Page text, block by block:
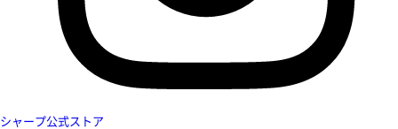
シャープ公式ストア